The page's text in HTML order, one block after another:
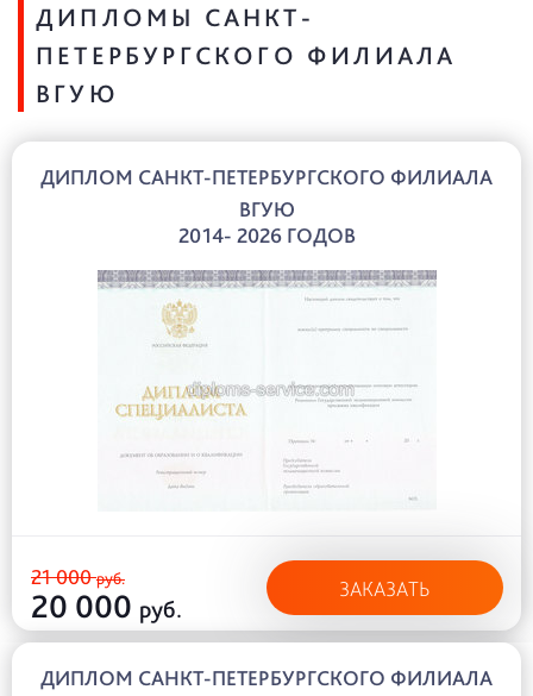
ДИПЛОМЫ САНКТ-
ПЕТЕРБУРГСКОГО ФИЛИАЛА
ВГУЮ
ДИПЛОМ САНКТ-ПЕТЕРБУРГСКОГО ФИЛИАЛА
ВГУЮ
2014- 2026 ГОДОВ
21 000руб.
20 000 руб.
ЗАКАЗАТЬ
ДИПЛОМ САНКТ-ПЕТЕРБУРГСКОГО ФИЛИАЛА